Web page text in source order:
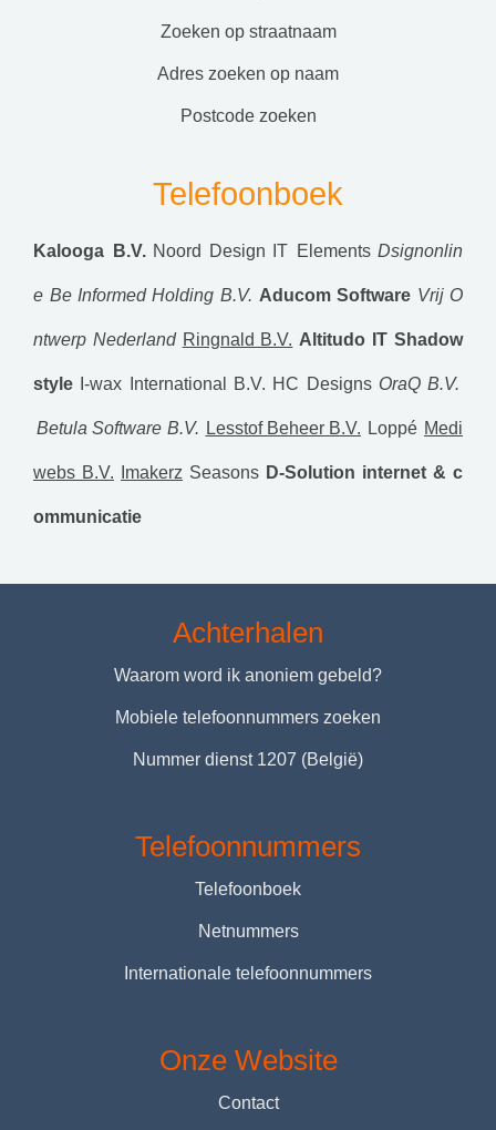
zoeken op straatnaam
adres zoeken op naam
postcode zoeken
Telefoonboek
Kalooga B.V. Noord Design IT Elements Dsignonlin
e Be Informed Holding B.V. Aducom Software Vrij O
ntwerp Nederland Ringnald B.V. Altitudo IT Shadow
style I-wax International B.V. HC Designs OraQ B.V.
Betula Software B.V. Lesstof Beheer B.V. Loppé Medi
webs B.V. Imakerz Seasons D-Solution internet & c
ommunicatie
Achterhalen
Waarom word ik anoniem gebeld?
Mobiele telefoonnummers zoeken
Nummer dienst 1207 (België)
Telefoonnummers
Telefoonboek
Netnummers
Internationale telefoonnummers
Onze Website
Contact